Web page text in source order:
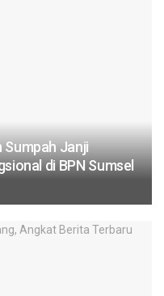
Sumpah Janji
di BPN Sumsel